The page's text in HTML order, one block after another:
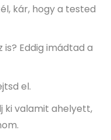
kár, hogy a tested
Eddig imádtad a
el.
ki valamit ahelyett,